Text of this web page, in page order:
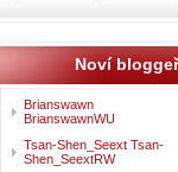
Noví
Brianswawn
BrianswawnWU
Tsan-Shen_Seext Tsan-
Shen_SeextRW